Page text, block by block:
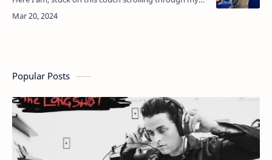
notes. Di sinilah aku, terjebak di sofa ini berguling di
atas …
Popular Posts